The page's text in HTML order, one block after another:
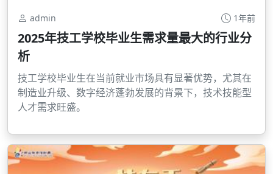
admin 1年前
2025年技工学校毕业生需求量最大的行业分
析
技工学校毕业生在当前就业市场具有显著优势，尤其在
制造业升级、数字经济蓬勃发展的背景下，技术技能型
人才需求旺盛。